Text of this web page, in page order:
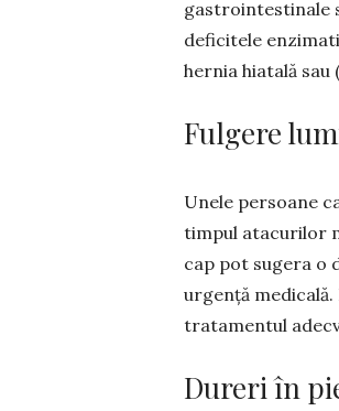
gastrointestinale
deficitele
hernia hiatală
Fulgere
Unele persoane
timpul ata­curilor
cap pot sugera o
urgență
tratamentul
Dureri în